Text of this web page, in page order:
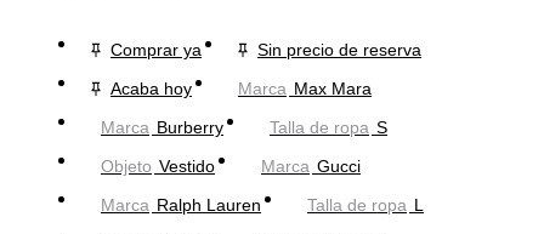
Comprar ya
Sin precio de reserva
Acaba hoy
Marca Max Mara
Marca Burberry Talla de ropa S
Objeto Vestido Marca Gucci
Marca Ralph Lauren Talla de ropa L